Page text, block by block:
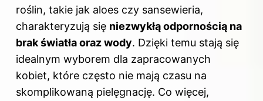
roślin, takie jak aloes czy sansewieria,
charakteryzują się niezwykłą odpornością na
brak światła oraz wody. Dzięki temu stają się
idealnym wyborem dla zapracowanych
kobiet, które często nie mają czasu na
skomplikowaną pielęgnację. Co więcej,